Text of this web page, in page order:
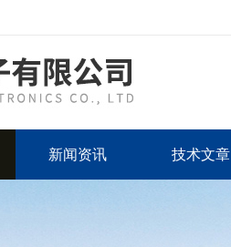
新闻资讯 技术文章